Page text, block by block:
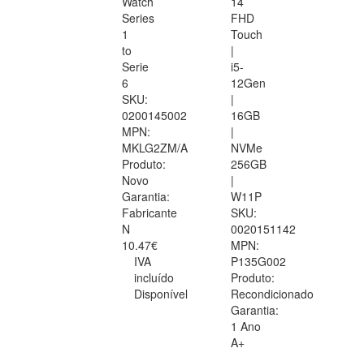
Series
1
to
Serie
6
SKU:
0200145002
MPN:
MKLG2ZM/A
Produto:
Novo
Garantia:
Fabricante
N
10.47€
IVA
incluído
Disponível
FHD
Touch
|
i5-
12Gen
|
16GB
|
NVMe
256GB
|
W11P
SKU:
0020151142
MPN:
P135G002
Produto:
Recondicionado
Garantia:
1 Ano
A+